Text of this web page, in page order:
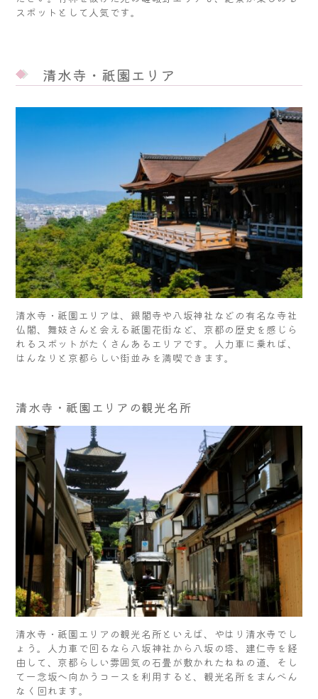
スポットとして人気です。
清水寺・祇園エリア
清水寺・祇園エリアは、銀閣寺や八坂神社などの有名な寺社
仏閣、舞妓さんと会える祇園花街など、京都の歴史を感じら
れるスポットがたくさんあるエリアです。人力車に乗れば、
はんなりと京都らしい街並みを満喫できます。
清水寺・祇園エリアの観光名所
清水寺・祇園エリアの観光名所といえば、やはり清水寺でし
ょう。人力車で回るなら八坂神社から八坂の塔、建仁寺を経
由して、京都らしい雰囲気の石畳が敷かれたねねの道、そし
て一念坂へ向かうコースを利用すると、観光名所をまんべん
なく回れます。